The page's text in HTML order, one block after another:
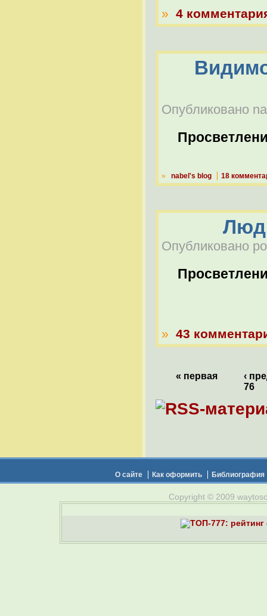
» 4
Опубликовано
» nabel's blog 18
Опубликовано
» 43
« первая
‹
76
О сайте Как оформить Библиография
Copyright © 2009